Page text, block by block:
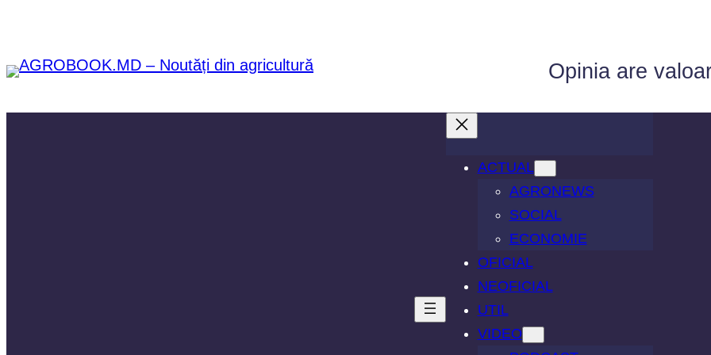
conținut
Opinia are
ACTUAL
AGRONEWS
SOCIAL
ECONOMIE
OFICIAL
NEOFICIAL
UTIL
VIDEO